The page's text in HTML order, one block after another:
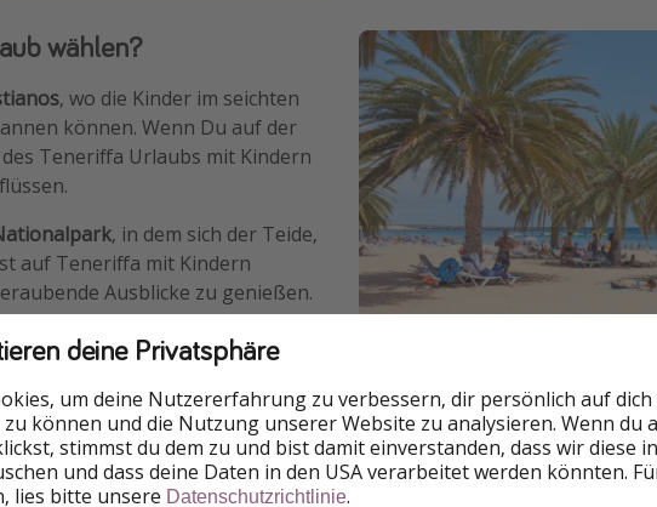
wählen?
, wo die Kinder im seichten
können. Wenn Du auf der
Teneriffa Urlaubs mit Kindern
, in dem sich der Teide,
auf Teneriffa mit Kindern
Ausblicke zu genießen.
von der Erkundung
Natürlich kannst
erleben wie mit älteren
auf Teneriffa zusammengestellt, von Hotelangeboten von
deine Privatsphäre
um deine Nutzererfahrung zu verbessern, dir persönlich auf
können und die Nutzung unserer Website zu analysieren. Wenn du
stimmst du dem zu und bist damit einverstanden, dass wir diese
und dass deine Daten in den USA verarbeitet werden könnten.
lies bitte unsere Datenschutzrichtlinie.